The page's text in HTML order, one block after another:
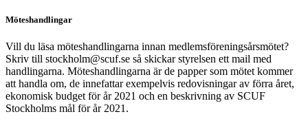
Möteshandlingar
Vill du läsa möteshandlingarna innan medlemsföreningsårsmötet?
Skriv till stockholm@scuf.se så skickar styrelsen ett mail med
handlingarna. Möteshandlingarna är de papper som mötet kommer
att handla om, de innefattar exempelvis redovisningar av förra året,
ekonomisk budget för år 2021 och en beskrivning av SCUF
Stockholms mål för år 2021.